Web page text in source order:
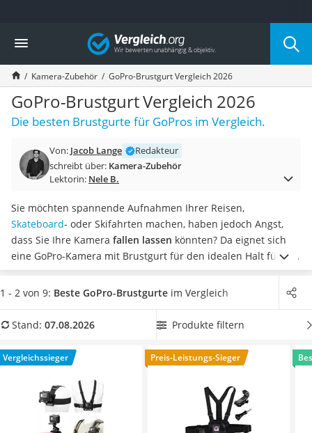
Die beliebtesten Vergleiche nach Kategorie
Elektronik
Powerstation
Monitor 32 Zoll 4K
Fernseher
Drucker
Desktop-PC
Diascanner
Laser-Multifunktionsdrucker
Powerstation mit Solarpanel
Gaming-PC
Soundbar
17-Zoll-Laptop
Satellitenschüssel
Gaming-Headset
Tablets unter 200 Euro
Lichtwecker
Acer Aspire
Vergleich
Kamera-Zubehör GoPro-Brustgurt Vergleich 2026
GoPro-Brustgurt Vergleich 2026
Die besten Brustgurte für GoPros im Vergleich.
Von: Jacob Lange
Redakteur
schreibt über: Kamera-Zubehör
Lektorin: Nele B.
Sie möchten spannende Aufnahmen Ihrer Reisen,
Skateboard- oder Skifahrten machen, haben jedoch Angst,
dass Sie Ihre Kamera fallen lassen könnten? Da eignet sich
eine GoPro-Kamera mit Brustgurt für den idealen Halt für Sie.
Gängige Tests im Internet empfehlen beim Kauf eines GoPro-
Brustgurtes auf das Material zu achten.Wählen Sie jetzt aus
mit besonders vielen verschiedenen GoPros kompatibel ist,
hat uns hier im August 2026 besonders das Modell
Concept SKU.2289
mit seinen Eigenschaften.
1 - 2 von 9: Beste GoPro-Brustgurte im Vergleich
Stand: 07.08.2026 Produkte filtern
Vergleichssieger Preis-Leistungs-Sieger